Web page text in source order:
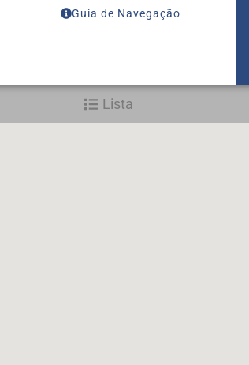
Guia de Navegação
Lista